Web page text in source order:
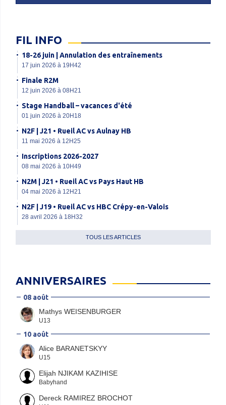
FIL INFO
18-26 juin | Annulation des entraînements
17 juin 2026 à 19H42
Finale R2M
12 juin 2026 à 08H21
Stage Handball – vacances d'été
01 juin 2026 à 20H18
N2F | J21 • Rueil AC vs Aulnay HB
11 mai 2026 à 12H25
Inscriptions 2026-2027
08 mai 2026 à 10H49
N2M | J21 • Rueil AC vs Pays Haut HB
04 mai 2026 à 12H21
N2F | J19 • Rueil AC vs HBC Crépy-en-Valois
28 avril 2026 à 18H32
TOUS LES ARTICLES
ANNIVERSAIRES
08 août
Mathys WEISENBURGER
U13
10 août
Alice BARANETSKYY
U15
Elijah NJIKAM KAZIHISE
Babyhand
Dereck RAMIREZ BROCHOT